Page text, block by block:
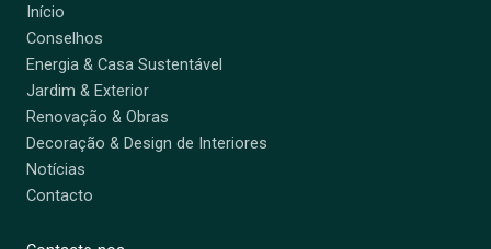
Início
Conselhos
Energia & Casa Sustentável
Jardim & Exterior
Renovação & Obras
Decoração & Design de Interiores
Notícias
Contacto